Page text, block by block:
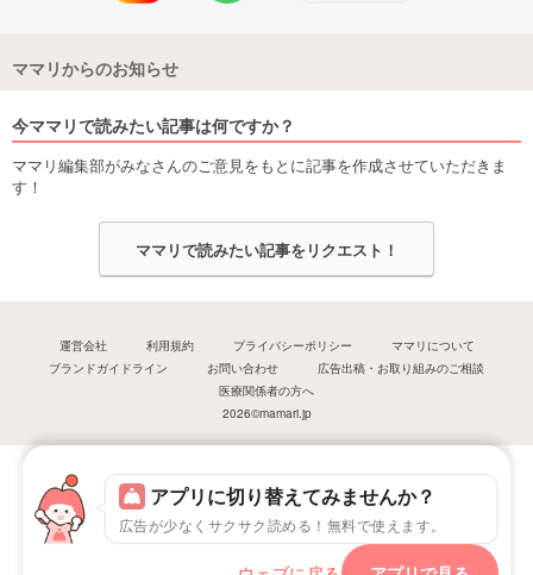
アプリに切り替えてみませんか？
広告が少なくサクサク読める！無料で使えます。
ママリからのお知らせ
今ママリで読みたい記事は何ですか？
ママリ編集部がみなさんのご意見をもとに記事を作成させていただきま
す！
ママリで読みたい記事をリクエスト！
運営会社 利用規約 プライバシーポリシー
ママリについて
ブランドガイドライン
お問い合わせ
広告出稿・お取り組みのご相談
医療関係者の方へ
2026©mamari.jp